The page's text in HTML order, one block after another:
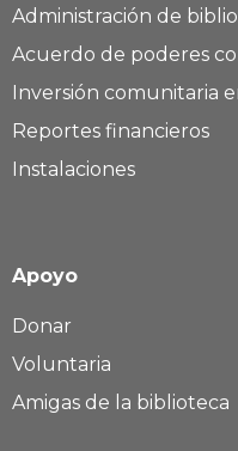
Administración de
Acuerdo de poderes
Inversión comunitaria
Reportes financieros
Instalaciones
Apoyo
Donar
Voluntaria
Amigas de la biblioteca